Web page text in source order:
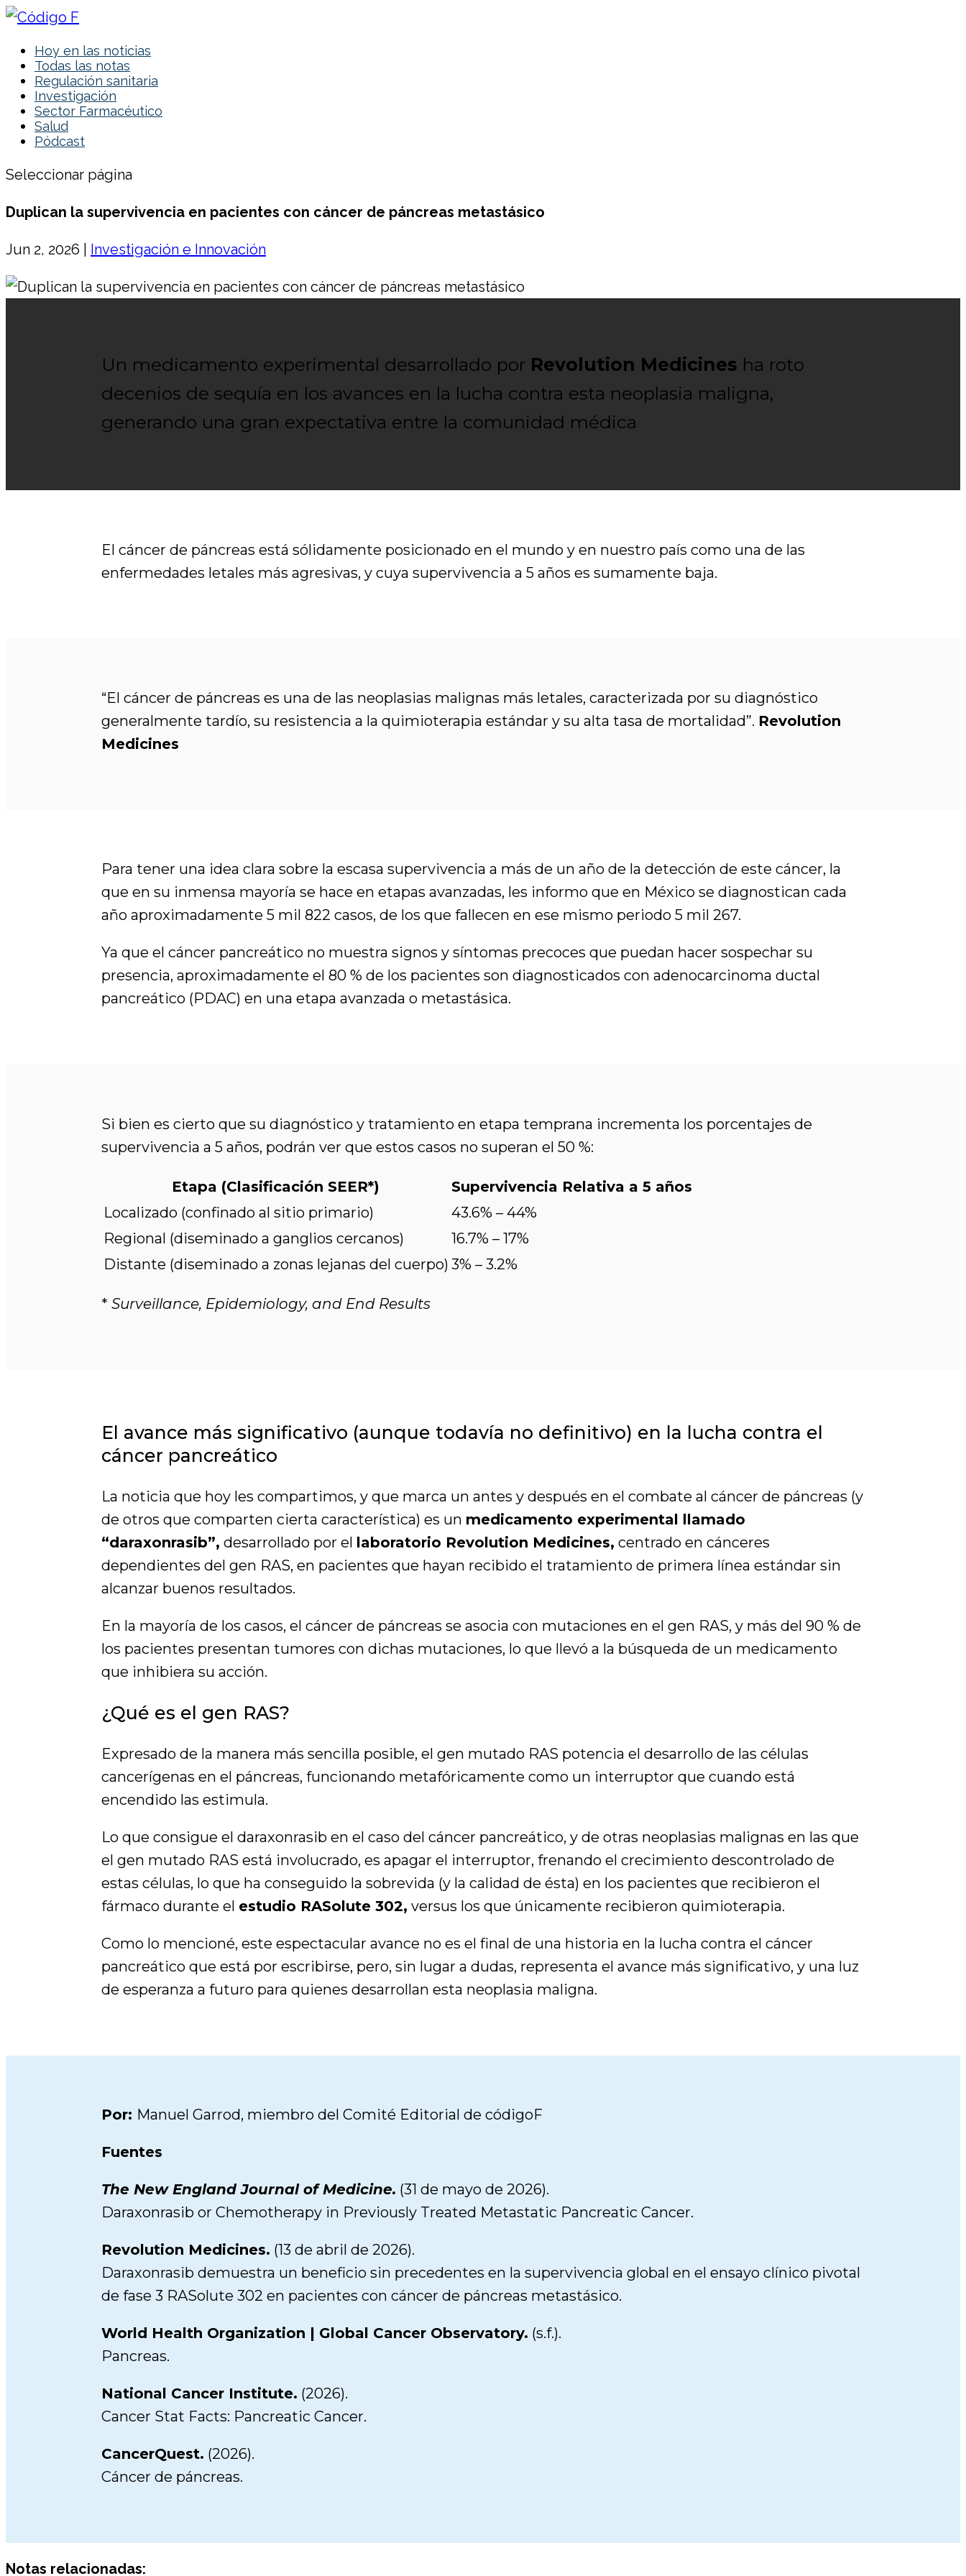
Hoy en las noticias
Todas las notas
Regulación sanitaria
Investigación
Sector Farmacéutico
Salud
Pódcast
Seleccionar página
Duplican la supervivencia en pacientes con cáncer de páncreas metastásico
Jun 2, 2026 Investigación e Innovación
Un medicamento experimental desarrollado por Revolution Medicines ha roto
decenios de sequía en los avances en la lucha contra esta neoplasia maligna,
generando una gran expectativa entre la comunidad médica
El cáncer de páncreas está sólidamente posicionado en el mundo y en nuestro país como una de las
enfermedades letales más agresivas, y cuya supervivencia a 5 años es sumamente baja.
“El cáncer de páncreas es una de las neoplasias malignas más letales, caracterizada por su diagnóstico
generalmente tardío, su resistencia a la quimioterapia estándar y su alta tasa de mortalidad”. Revolution
Medicines
Para tener una idea clara sobre la escasa supervivencia a más de un año de la detección de este cáncer, la
que en su inmensa mayoría se hace en etapas avanzadas, les informo que en México se diagnostican cada
año aproximadamente 5 mil 822 casos, de los que fallecen en ese mismo periodo 5 mil 267.
Ya que el cáncer pancreático no muestra signos y síntomas precoces que puedan hacer sospechar su
presencia, aproximadamente el 80 % de los pacientes son diagnosticados con adenocarcinoma ductal
pancreático (PDAC) en una etapa avanzada o metastásica.
Si bien es cierto que su diagnóstico y tratamiento en etapa temprana incrementa los porcentajes de
supervivencia a 5 años, podrán ver que estos casos no superan el 50 %:
Etapa (Clasificación SEER*)
Supervivencia Relativa a 5 años
Localizado (confinado al sitio primario)
43.6% – 44%
Regional (diseminado a ganglios cercanos)
16.7% – 17%
Distante (diseminado a zonas lejanas del cuerpo) 3% – 3.2%
* Surveillance, Epidemiology, and End Results
El avance más significativo (aunque todavía no definitivo) en la lucha contra el
cáncer pancreático
La noticia que hoy les compartimos, y que marca un antes y después en el combate al cáncer de páncreas (y
de otros que comparten cierta característica) es un medicamento experimental llamado
“daraxonrasib”, desarrollado por el laboratorio Revolution Medicines, centrado en cánceres
dependientes del gen RAS, en pacientes que hayan recibido el tratamiento de primera línea estándar sin
alcanzar buenos resultados.
En la mayoría de los casos, el cáncer de páncreas se asocia con mutaciones en el gen RAS, y más del 90 % de
los pacientes presentan tumores con dichas mutaciones, lo que llevó a la búsqueda de un medicamento
que inhibiera su acción.
¿Qué es el gen RAS?
Expresado de la manera más sencilla posible, el gen mutado RAS potencia el desarrollo de las células
cancerígenas en el páncreas, funcionando metafóricamente como un interruptor que cuando está
encendido las estimula.
Lo que consigue el daraxonrasib en el caso del cáncer pancreático, y de otras neoplasias malignas en las que
el gen mutado RAS está involucrado, es apagar el interruptor, frenando el crecimiento descontrolado de
estas células, lo que ha conseguido la sobrevida (y la calidad de ésta) en los pacientes que recibieron el
fármaco durante el estudio RASolute 302, versus los que únicamente recibieron quimioterapia.
Como lo mencioné, este espectacular avance no es el final de una historia en la lucha contra el cáncer
pancreático que está por escribirse, pero, sin lugar a dudas, representa el avance más significativo, y una luz
de esperanza a futuro para quienes desarrollan esta neoplasia maligna.
Por: Manuel Garrod, miembro del Comité Editorial de códigoF
Fuentes
The New England Journal of Medicine. (31 de mayo de 2026).
Daraxonrasib or Chemotherapy in Previously Treated Metastatic Pancreatic Cancer.
Revolution Medicines. (13 de abril de 2026).
Daraxonrasib demuestra un beneficio sin precedentes en la supervivencia global en el ensayo clínico pivotal
de fase 3 RASolute 302 en pacientes con cáncer de páncreas metastásico.
World Health Organization | Global Cancer Observatory. (s.f.).
Pancreas.
National Cancer Institute. (2026).
Cancer Stat Facts: Pancreatic Cancer.
CancerQuest. (2026).
Cáncer de páncreas.
Notas relacionadas: